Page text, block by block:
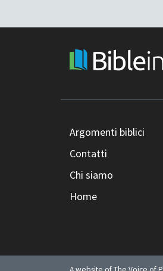
Argomenti biblici
Contatti
Chi siamo
Home